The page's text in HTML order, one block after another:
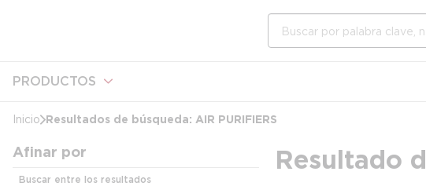
PRODUCTOS
Inicio Resultados de búsqueda: AIR PURIFIERS
Afinar por
Buscar entre los resultados
Resultado